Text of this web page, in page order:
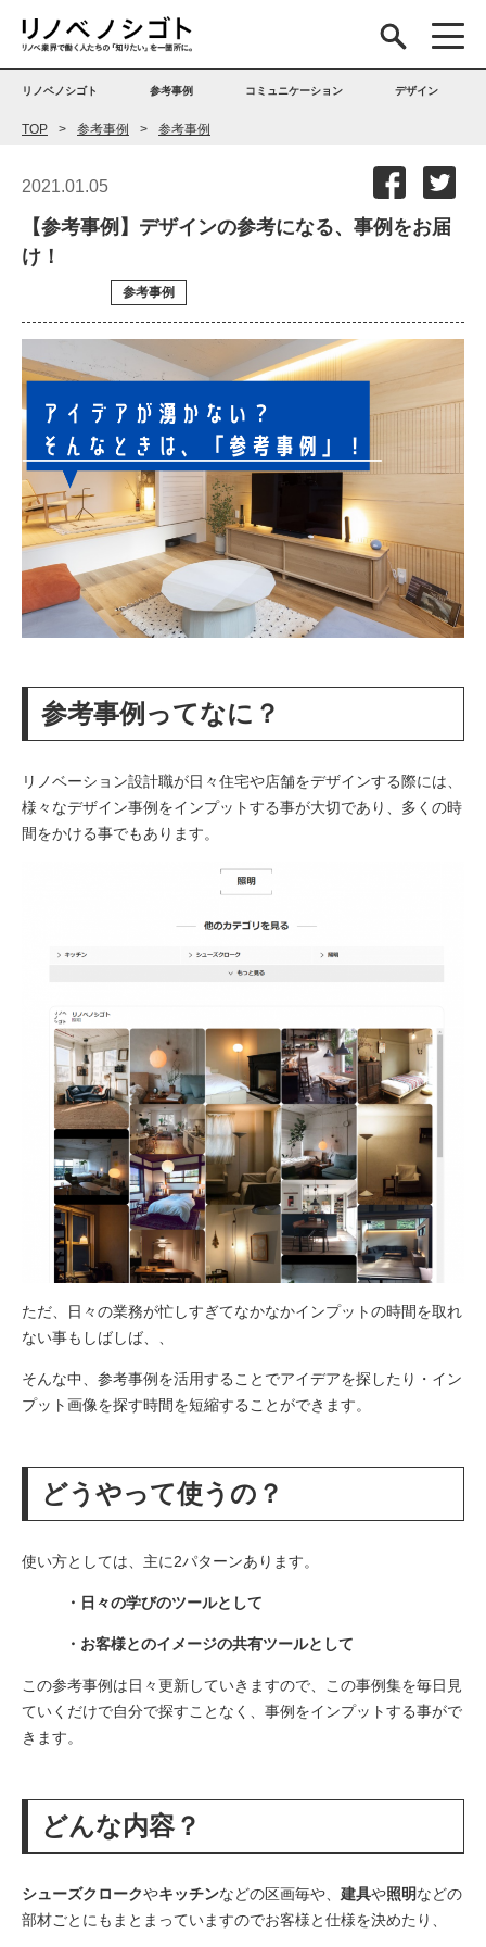
リノベノシゴト 参考事例 コミュニケーション デザイン
TOP 参考事例 参考事例
2021.01.05
【参考事例】デザインの参考になる、事例をお届
け！
参考事例
参考事例ってなに？
リノベーション設計職が日々住宅や店舗をデザインする際には、
様々なデザイン事例をインプットする事が大切であり、多くの時
間をかける事でもあります。
ただ、日々の業務が忙しすぎてなかなかインプットの時間を取れ
ない事もしばしば、、
そんな中、参考事例を活用することでアイデアを探したり・イン
プット画像を探す時間を短縮することができます。
どうやって使うの？
使い方としては、主に2パターンあります。
・日々の学びのツールとして
・お客様とのイメージの共有ツールとして
この参考事例は日々更新していきますので、この事例集を毎日見
ていくだけで自分で探すことなく、事例をインプットする事がで
きます。
どんな内容？
シューズクロークやキッチンなどの区画毎や、 建具や照明などの
部材ごとにもまとまっていますのでお客様と仕様を決めたり、